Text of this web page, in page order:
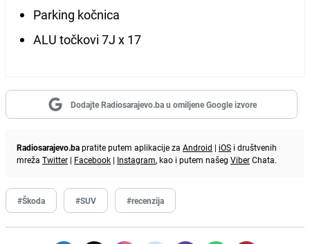
Parking kočnica
ALU točkovi 7J x 17
Dodajte Radiosarajevo.ba u omiljene Google izvore
Radiosarajevo.bapratite putem aplikacije za Android | iOS i društvenih
mreža Twitter | Facebook | Instagram, kao i putem našeg ViberChata.
#Škoda #SUV #recenzija